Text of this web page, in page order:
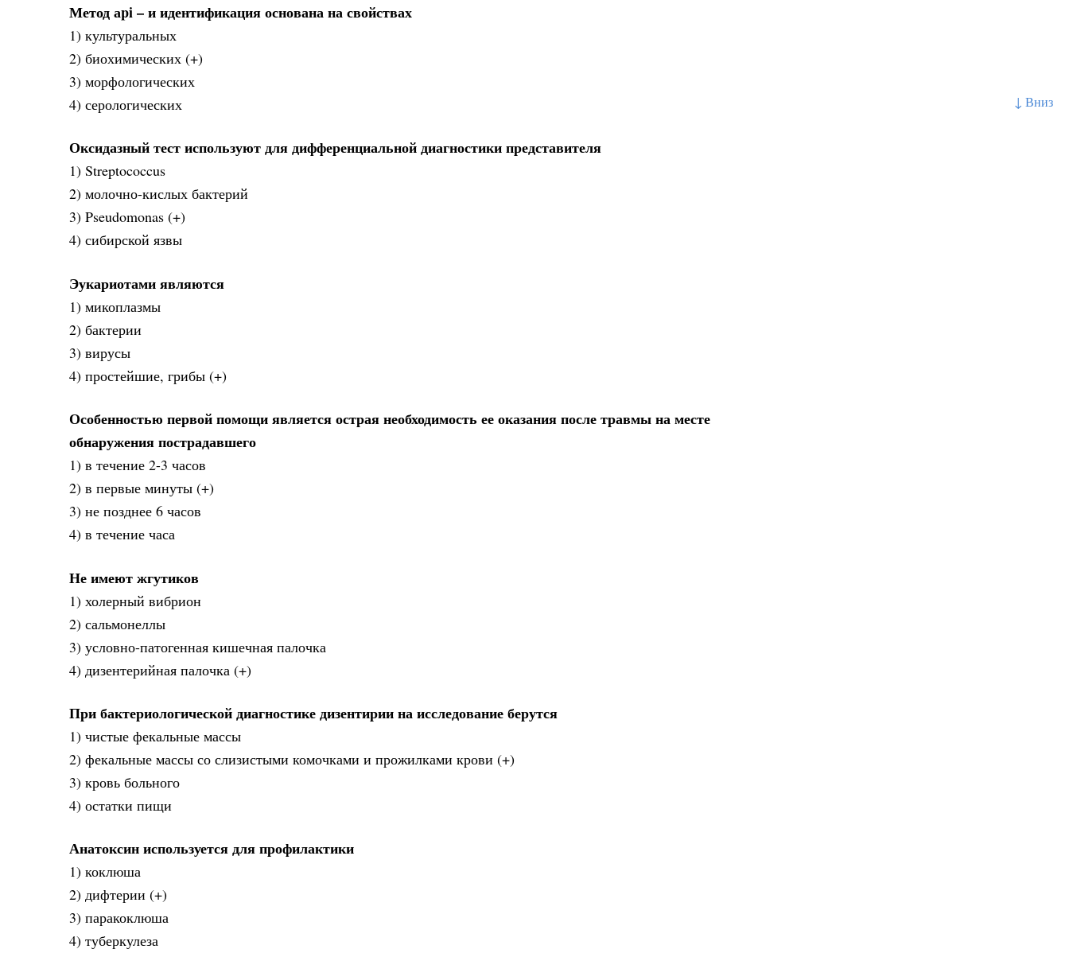
↓ Вниз
Метод аpi – и идентификация основана на свойствах
1) культуральных
2) биохимических (+)
3) морфологических
4) серологических
Оксидазный тест используют для дифференциальной диагностики представителя
1) Streptococcus
2) молочно-кислых бактерий
3) Pseudomonas (+)
4) сибирской язвы
Эукариотами являются
1) микоплазмы
2) бактерии
3) вирусы
4) простейшие, грибы (+)
Особенностью первой помощи является острая необходимость ее оказания после травмы на месте
обнаружения пострадавшего
1) в течение 2-3 часов
2) в первые минуты (+)
3) не позднее 6 часов
4) в течение часа
Не имеют жгутиков
1) холерный вибрион
2) сальмонеллы
3) условно-патогенная кишечная палочка
4) дизентерийная палочка (+)
При бактериологической диагностике дизентирии на исследование берутся
1) чистые фекальные массы
2) фекальные массы со слизистыми комочками и прожилками крови (+)
3) кровь больного
4) остатки пищи
Анатоксин используется для профилактики
1) коклюша
2) дифтерии (+)
3) паракоклюша
4) туберкулеза